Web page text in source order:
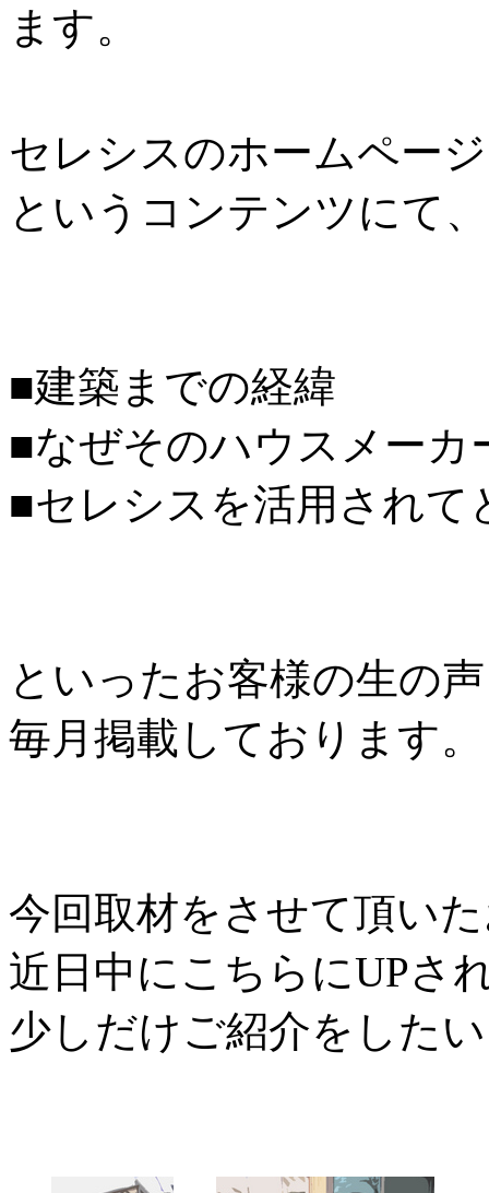
ます。
セレシスのホームペー
というコンテンツにて、
■建築までの経緯
■なぜそのハウスメーカ
■セレシスを活用されて
といったお客様の生の
毎月掲載しております。
今回取材をさせて頂い
近日中にこちらにUPさ
少しだけご紹介をした